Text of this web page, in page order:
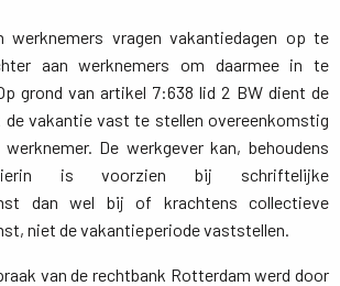
werknemers vragen vakantiedagen op te
aan werknemers om daarmee in te
grond van artikel 7:638 lid 2 BW dient de
de vakantie vast te stellen overeenkomstig
De werkgever kan, behoudens
is voorzien bij schriftelijke
dan wel bij of krachtens collectieve
niet de vakantieperiode vaststellen.
van de rechtbank Rotterdam werd door